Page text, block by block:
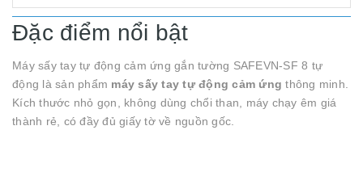
Đặc điểm nổi bật
Máy sấy tay tự động cảm ứng gắn tường SAFEVN-SF 8 tự
động là sản phẩm máy sấy tay tự động cảm ứng thông minh.
Kích thước nhỏ gọn, không dùng chổi than, máy chạy êm giá
thành rẻ, có đầy đủ giấy tờ về nguồn gốc.